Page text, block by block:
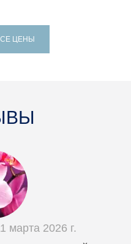
ЦЕНЫ
марта 2026 г.